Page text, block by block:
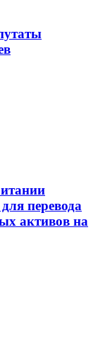
перевода
активов на